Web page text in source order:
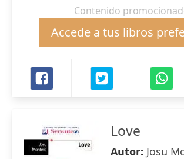
Contenido
Accede a tus libros
Love
Autor: Josu